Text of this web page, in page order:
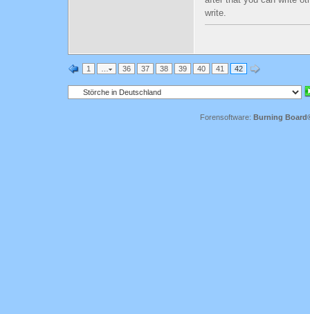
write.
1 36 37 38 39 40 41 42
Forensoftware: Burning